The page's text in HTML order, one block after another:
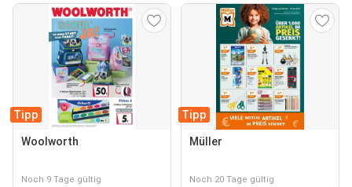
Tipp
Woolworth
Noch 9 Tage gültig
Tipp
Müller
Noch 20 Tage gültig